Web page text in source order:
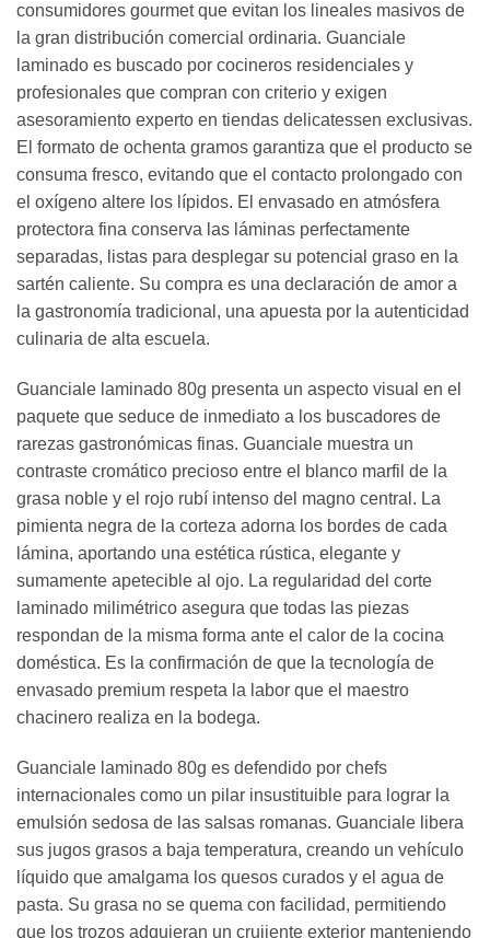
consumidores gourmet que evitan los lineales masivos de
la gran distribución comercial ordinaria. Guanciale
laminado es buscado por cocineros residenciales y
profesionales que compran con criterio y exigen
asesoramiento experto en tiendas delicatessen exclusivas.
El formato de ochenta gramos garantiza que el producto se
consuma fresco, evitando que el contacto prolongado con
el oxígeno altere los lípidos. El envasado en atmósfera
protectora fina conserva las láminas perfectamente
separadas, listas para desplegar su potencial graso en la
sartén caliente. Su compra es una declaración de amor a
la gastronomía tradicional, una apuesta por la autenticidad
culinaria de alta escuela.
Guanciale laminado 80g presenta un aspecto visual en el
paquete que seduce de inmediato a los buscadores de
rarezas gastronómicas finas. Guanciale muestra un
contraste cromático precioso entre el blanco marfil de la
grasa noble y el rojo rubí intenso del magno central. La
pimienta negra de la corteza adorna los bordes de cada
lámina, aportando una estética rústica, elegante y
sumamente apetecible al ojo. La regularidad del corte
laminado milimétrico asegura que todas las piezas
respondan de la misma forma ante el calor de la cocina
doméstica. Es la confirmación de que la tecnología de
envasado premium respeta la labor que el maestro
chacinero realiza en la bodega.
Guanciale laminado 80g es defendido por chefs
internacionales como un pilar insustituible para lograr la
emulsión sedosa de las salsas romanas. Guanciale libera
sus jugos grasos a baja temperatura, creando un vehículo
líquido que amalgama los quesos curados y el agua de
pasta. Su grasa no se quema con facilidad, permitiendo
que los trozos adquieran un crujiente exterior manteniendo